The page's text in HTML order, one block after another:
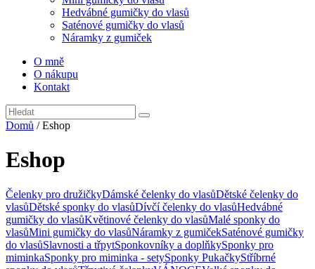
Hedvábné gumičky do vlasů
Saténové gumičky do vlasů
Náramky z gumiček
O mně
O nákupu
Kontakt
Domů / Eshop
Eshop
Čelenky pro družičkyDámské čelenky do vlasůDětské čelenky do
vlasůDětské sponky do vlasůDívčí čelenky do vlasůHedvábné
gumičky do vlasůKvětinové čelenky do vlasůMalé sponky do
vlasůMini gumičky do vlasůNáramky z gumičekSaténové gumičky
do vlasůSlavnosti a třpytSponkovníky a doplňkySponky pro
miminkaSponky pro miminka - setySponky PukačkyStříbrné